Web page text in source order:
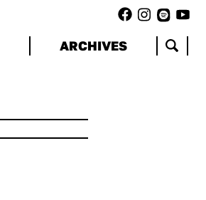
ARCHIVES